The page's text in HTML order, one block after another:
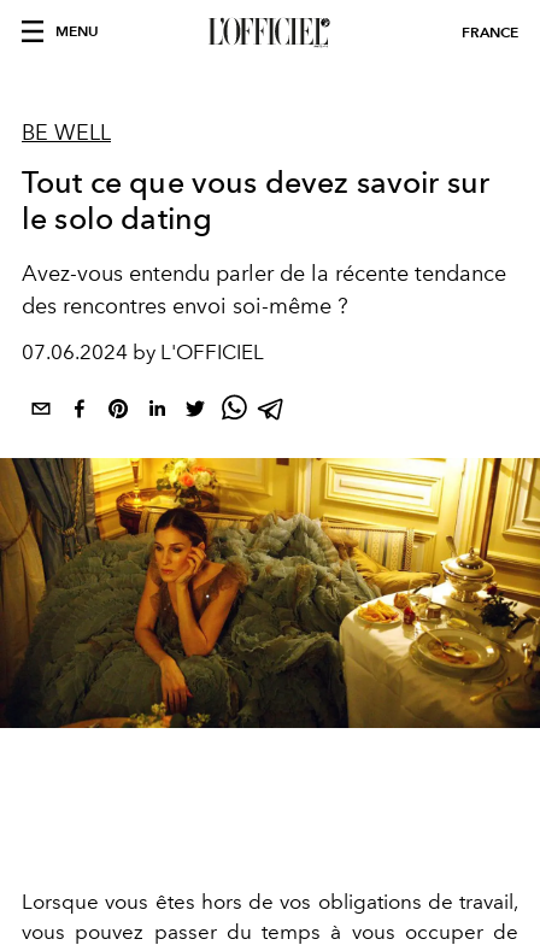
MENU FRANCE
BE WELL
Tout ce que vous devez savoir sur
le solo dating
Avez-vous entendu parler de la récente tendance
des rencontres envoi soi-même ?
07.06.2024 by L'OFFICIEL
Lorsque vous êtes hors de vos obligations de travail,
vous pouvez passer du temps à vous occuper de